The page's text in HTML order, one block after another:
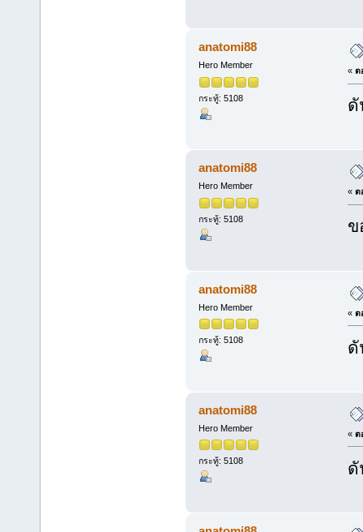
anatomi88
Hero Member
กระทู้: 5108
« ต
ดั
anatomi88
Hero Member
กระทู้: 5108
« ต
ข
anatomi88
Hero Member
กระทู้: 5108
« ต
ดั
anatomi88
Hero Member
กระทู้: 5108
« ต
ดั